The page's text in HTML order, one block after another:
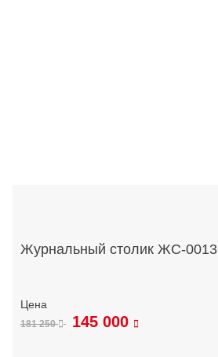
Журнальный столик ЖС-0013
181 250 145 000